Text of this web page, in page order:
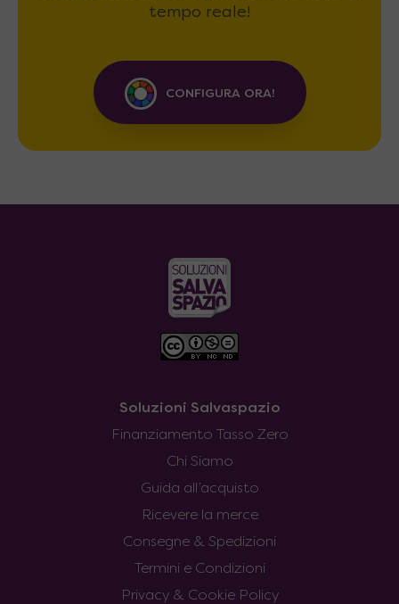
tempo reale!
CONFIGURA ORA!
Soluzioni Salvaspazio
Finanziamento Tasso Zero
Chi Siamo
Guida all’acquisto
Ricevere la merce
Consegne & Spedizioni
Termini e Condizioni
Privacy & Cookie Policy